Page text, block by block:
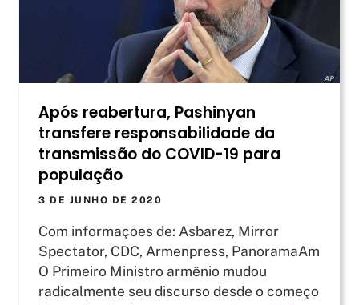
Após reabertura, Pashinyan
transfere responsabilidade da
transmissão do COVID-19 para
população
3 DE JUNHO DE 2020
Com informações de: Asbarez, Mirror
Spectator, CDC, Armenpress, PanoramaAm
O Primeiro Ministro armênio mudou
radicalmente seu discurso desde o começo